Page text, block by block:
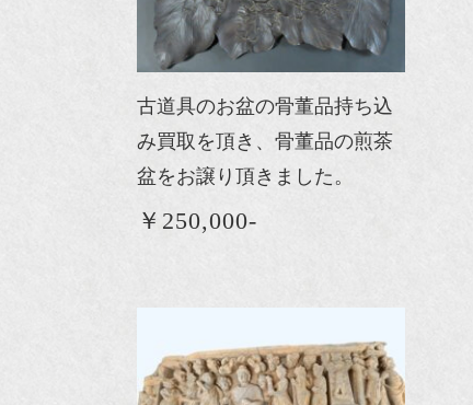
古道具のお盆の骨董品持ち込
み買取を頂き、骨董品の煎茶
盆をお譲り頂きました。
￥250,000-